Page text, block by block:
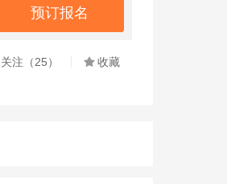
 收藏
关注（25）